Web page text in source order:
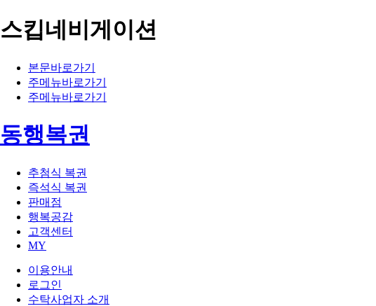
스킵네비게이션
본문바로가기
주메뉴바로가기
주메뉴바로가기
동행복권
추첨식 복권
즉석식 복권
판매점
행복공감
고객센터
MY
이용안내
로그인
수탁사업자 소개